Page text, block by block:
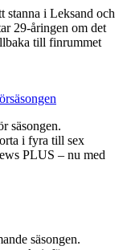
stanna i Leksand och
29-åringen om det
till finrummet
säsongen.
i fyra till sex
PLUS – nu med
säsongen.